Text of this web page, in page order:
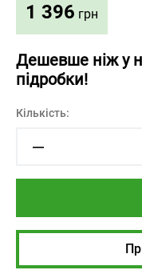
1 396 грн
Дешевше ніж у
підробки!
Кількість: